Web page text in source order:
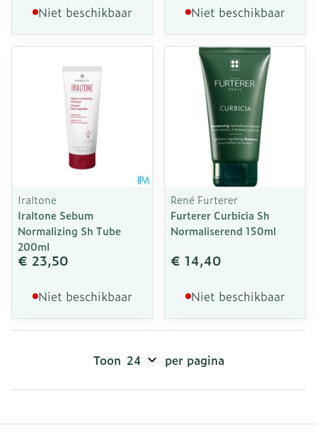
Niet beschikbaar Niet beschikbaar
Iraltone
Iraltone Sebum
Normalizing Sh Tube
200ml
€ 23,50
Niet beschikbaar
René Furterer
Furterer Curbicia Sh
Normaliserend 150ml
€ 14,40
Niet beschikbaar
Toon per pagina